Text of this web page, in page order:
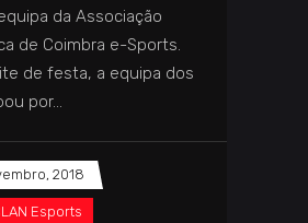
da Associação
de Coimbra e-Sports.
de festa, a equipa dos
por
2018
Esports